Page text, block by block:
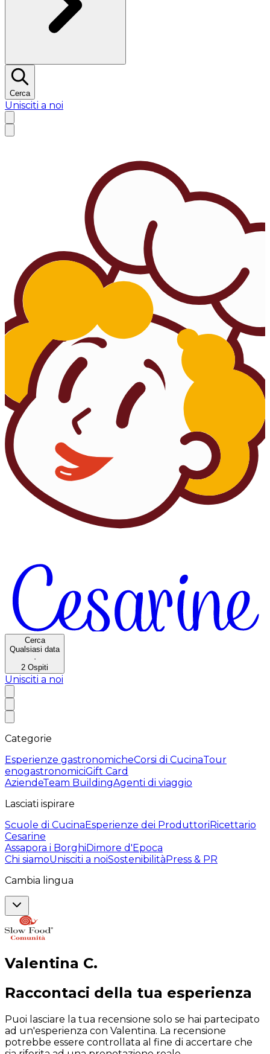
Cerca
Unisciti a noi
Cerca
Qualsiasi data
·
2 Ospiti
Unisciti a noi
Categorie
Esperienze gastronomicheCorsi di CucinaTour
enogastronomiciGift Card
AziendeTeam BuildingAgenti di viaggio
Lasciati ispirare
Scuole di CucinaEsperienze dei ProduttoriRicettario
Cesarine
Assapora i BorghiDimore d'Epoca
Chi siamoUnisciti a noiSostenibilitàPress & PR
Cambia lingua
Valentina C.
Raccontaci della tua esperienza
Puoi lasciare la tua recensione solo se hai partecipato
ad un'esperienza con Valentina. La recensione
potrebbe essere controllata al fine di accertare che